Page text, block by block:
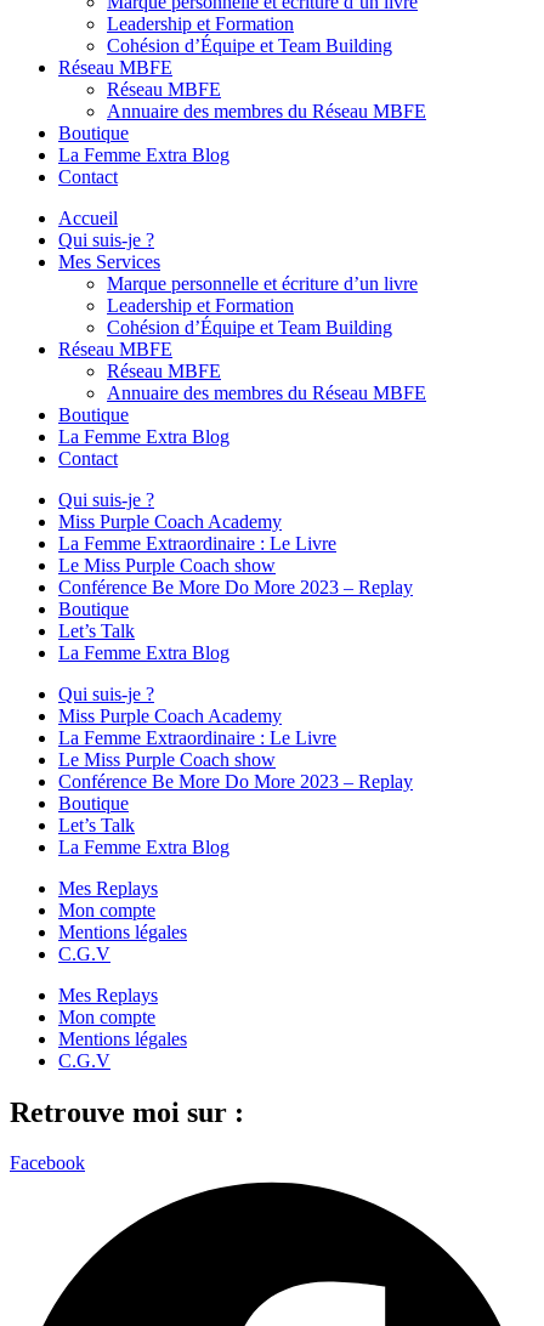
Leadership et Formation
Cohésion d’Équipe et Team Building
Réseau MBFE
Réseau MBFE
Annuaire des membres du Réseau MBFE
Boutique
La Femme Extra Blog
Contact
Accueil
Qui suis-je ?
Mes Services
Marque personnelle et écriture d’un livre
Leadership et Formation
Cohésion d’Équipe et Team Building
Réseau MBFE
Réseau MBFE
Annuaire des membres du Réseau MBFE
Boutique
La Femme Extra Blog
Contact
Qui suis-je ?
Miss Purple Coach Academy
La Femme Extraordinaire : Le Livre
Le Miss Purple Coach show
Conférence Be More Do More 2023 – Replay
Boutique
Let’s Talk
La Femme Extra Blog
Qui suis-je ?
Miss Purple Coach Academy
La Femme Extraordinaire : Le Livre
Le Miss Purple Coach show
Conférence Be More Do More 2023 – Replay
Boutique
Let’s Talk
La Femme Extra Blog
Mes Replays
Mon compte
Mentions légales
C.G.V
Mes Replays
Mon compte
Mentions légales
C.G.V
Retrouve moi sur :
Facebook